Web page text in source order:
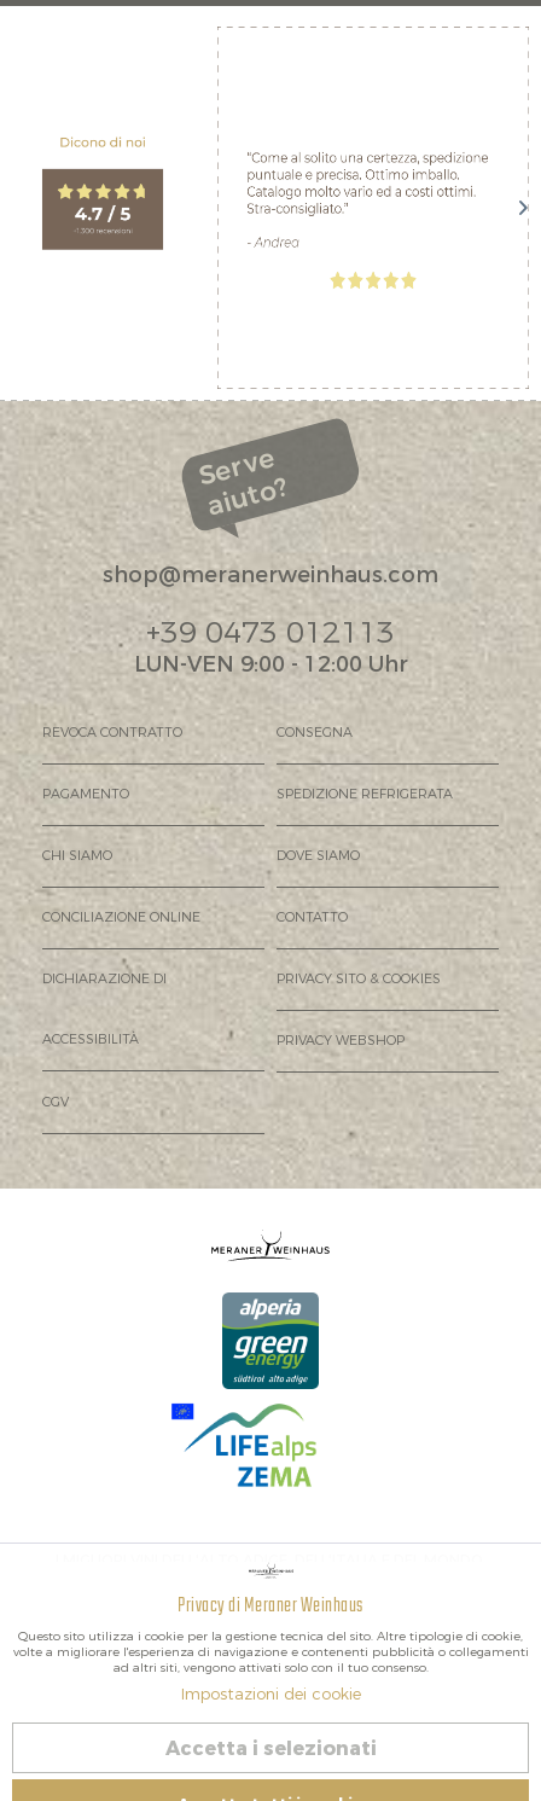
Serve
aiuto?
shop@meranerweinhaus.com
+39 0473 012113
LUN-VEN 9:00 - 12:00 Uhr
REVOCA CONTRATTO CONSEGNA
PAGAMENTO SPEDIZIONE REFRIGERATA
CHI SIAMO DOVE SIAMO
CONCILIAZIONE ONLINE CONTATTO
DICHIARAZIONE DI
ACCESSIBILITÀ
PRIVACY SITO & COOKIES
PRIVACY WEBSHOP
CGV
I MIGLIORI VINI DELL'ALTO ADIGE, DELL'ITALIA E DEL MONDO.
Revoca contratto
| P.IVA IT02578060218 | Bio-Certificato:
Tracciamento
attivo
Privacy di Meraner Weinhaus
Questo sito utilizza i cookie per la gestione tecnica del sito. Altre tipologie di cookie,
volte a migliorare l'esperienza di navigazione e contenenti pubblicità o collegamenti
ad altri siti, vengono attivati solo con il tuo consenso.
Impostazioni dei cookie
Accetta i selezionati